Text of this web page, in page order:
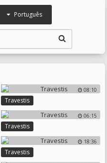
Português
08:10
Travestis
06:15
Travestis
18:36
Travestis